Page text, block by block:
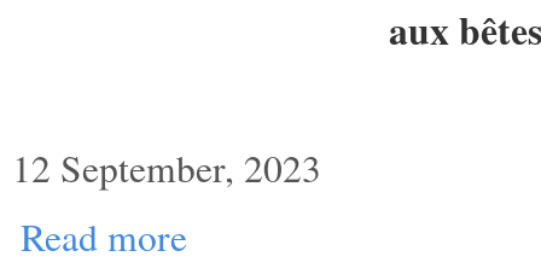
aux
12 September, 2023
Read more